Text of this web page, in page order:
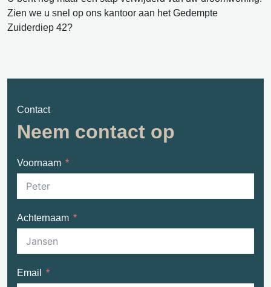
Contact
Neem contact op
Voornaam
Achternaam
Email
Zien we u snel op ons kantoor aan het Gedempte
Zuiderdiep 42?